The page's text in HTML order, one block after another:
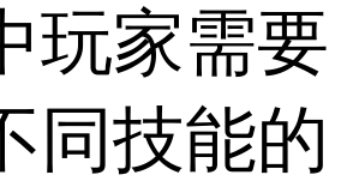
玩家需要
同技能的